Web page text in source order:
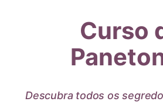
Curso
Descubra todos os